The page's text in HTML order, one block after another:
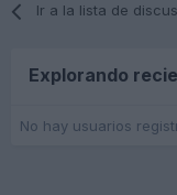
Ir a la lista de
Explorando
No hay usuarios